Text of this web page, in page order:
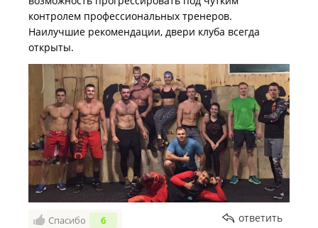
контролем профессиональных тренеров.
Наилучшие рекомендации, двери клуба всегда
открыты.
Спасибо 6 ответить